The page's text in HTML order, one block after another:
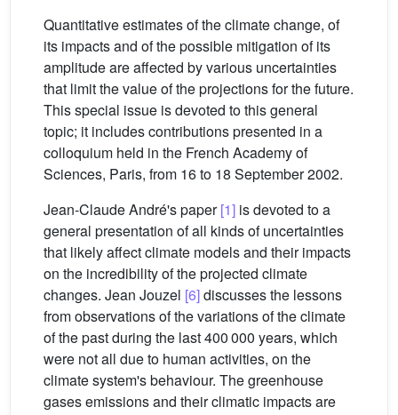
Quantitative estimates of the climate change, of
its impacts and of the possible mitigation of its
amplitude are affected by various uncertainties
that limit the value of the projections for the future.
This special issue is devoted to this general
topic; it includes contributions presented in a
colloquium held in the French Academy of
Sciences, Paris, from 16 to 18 September 2002.
Jean-Claude André's paper[1] is devoted to a
general presentation of all kinds of uncertainties
that likely affect climate models and their impacts
on the incredibility of the projected climate
changes. Jean Jouzel [6]discusses the lessons
from observations of the variations of the climate
of the past during the last 400 000 years, which
were not all due to human activities, on the
climate system's behaviour. The greenhouse
gases emissions and their climatic impacts are